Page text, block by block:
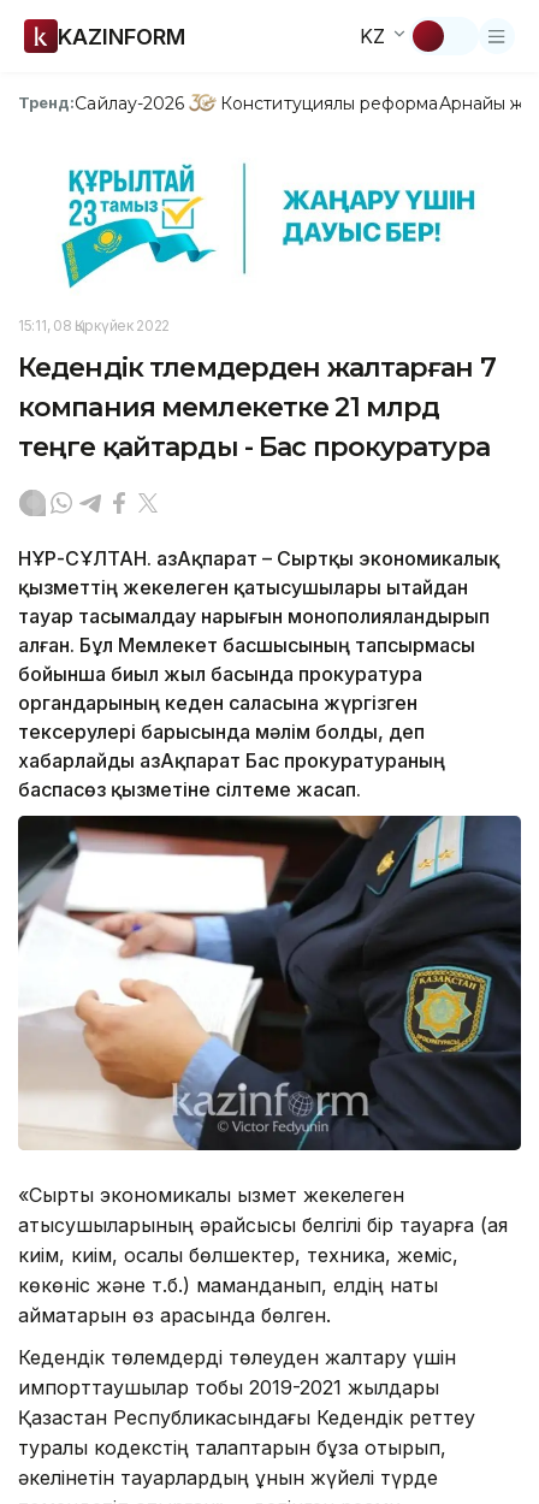
KAZINFORM KZ
Тренд:Сайлау-2026 Конституциялық реформаАрнайы
15:11, 08 Қыркүйек 2022
Кедендік төлемдерден жалтарған 7
компания мемлекетке 21 млрд
теңге қайтарды - Бас прокуратура
НҰР-СҰЛТАН. ҚазАқпарат – Сыртқы экономикалық
қызметтің жекелеген қатысушылары Қытайдан
тауар тасымалдау нарығын монополияландырып
алған. Бұл Мемлекет басшысының тапсырмасы
бойынша биыл жыл басында прокуратура
органдарының кеден саласына жүргізген
тексерулері барысында мәлім болды, деп
хабарлайды ҚазАқпарат Бас прокуратураның
баспасөз қызметіне сілтеме жасап.
​«Сыртқы экономикалық қызмет жекелеген
қатысушыларының әрқайсысы белгілі бір тауарға (аяқ
киім, киім, қосалқы бөлшектер, техника, жеміс,
көкөніс және т.б.) маманданып, елдің нақты
аймақтарын өз арасында бөлген.
​Кедендік төлемдерді төлеуден жалтару үшін
импорттаушылар тобы 2019-2021 жылдары
Қазақстан Республикасындағы Кедендік реттеу
туралы кодекстің талаптарын бұза отырып,
әкелінетін тауарлардың құнын жүйелі түрде